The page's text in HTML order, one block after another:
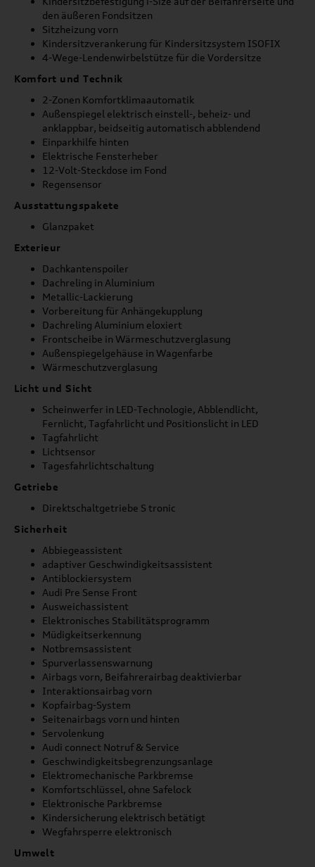
den äußeren Fondsitzen
Sitzheizung vorn
Kindersitzverankerung für Kindersitzsystem ISOFIX
4-Wege-Lendenwirbelstütze für die Vordersitze
Komfort und Technik
2-Zonen Komfortklimaautomatik
Außenspiegel elektrisch einstell-, beheiz- und
anklappbar, beidseitig automatisch abblendend
Einparkhilfe hinten
Elektrische Fensterheber
12-Volt-Steckdose im Fond
Regensensor
Ausstattungspakete
Glanzpaket
Exterieur
Dachkantenspoiler
Dachreling in Aluminium
Metallic-Lackierung
Vorbereitung für Anhängekupplung
Dachreling Aluminium eloxiert
Frontscheibe in Wärmeschutzverglasung
Außenspiegelgehäuse in Wagenfarbe
Wärmeschutzverglasung
Licht und Sicht
Scheinwerfer in LED-Technologie, Abblendlicht,
Fernlicht, Tagfahrlicht und Positionslicht in LED
Tagfahrlicht
Lichtsensor
Tagesfahrlichtschaltung
Getriebe
Direktschaltgetriebe S tronic
Sicherheit
Abbiegeassistent
adaptiver Geschwindigkeitsassistent
Antiblockiersystem
Audi Pre Sense Front
Ausweichassistent
Elektronisches Stabilitätsprogramm
Müdigkeitserkennung
Notbremsassistent
Spurverlassenswarnung
Airbags vorn, Beifahrerairbag deaktivierbar
Interaktionsairbag vorn
Kopfairbag-System
Seitenairbags vorn und hinten
Servolenkung
Audi connect Notruf & Service
Geschwindigkeitsbegrenzungsanlage
Elektromechanische Parkbremse
Komfortschlüssel, ohne Safelock
Elektronische Parkbremse
Kindersicherung elektrisch betätigt
Wegfahrsperre elektronisch
Umwelt